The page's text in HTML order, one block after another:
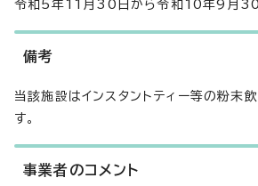
令和5年11月30日から令和10年9月30
備考
当該施設はインスタントティー等の粉末
す。
事業者のコメント